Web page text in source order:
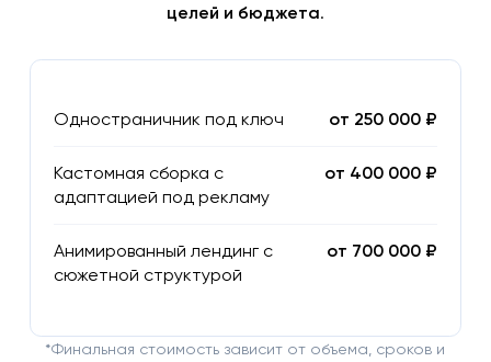
целей и бюджета.
Одностраничник под ключ от 250 000 ₽
Кастомная сборка с
адаптацией под рекламу
от 400 000 ₽
Анимированный лендинг с
сюжетной структурой
от 700 000 ₽
*Финальная стоимость зависит от объема, сроков и